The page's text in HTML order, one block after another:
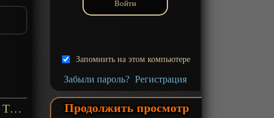
«Нашествие бродячих кошек!» ТВ-1 - описание
Запомнить на этом компьютере
Забыли пароль? Регистрация
Продолжить просмотр